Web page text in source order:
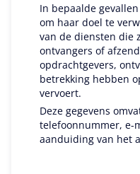
In bepaalde gevallen
om haar doel te
van de diensten die
ontvangers of
opdrachtgevers,
betrekking hebben
vervoert.
Deze gegevens
telefoonnummer, e-
aanduiding van het